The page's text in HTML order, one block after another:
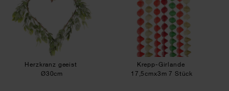
Herzkranz geeist
Ø30cm
Krepp-Girlande
17,5cmx3m 7 Stück